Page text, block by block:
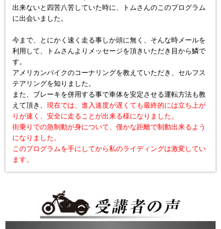
出来ないと四苦八苦していた時に、トムさんのこのプログラム
に出会いました。
今まで、とにかく速く走る事しか頭に無く、そんな時メールを
利用して、トムさんよりメッセージを頂きいただき目から鱗で
す。
アメリカンバイクのコーナリングを教えていただき、セルフス
テアリングを知りました。
また、ブレーキを併用する事で車体を安定させる運転方法も教
えて頂き、現在では、進入速度が遅くても最終的には立ち上が
りが速く、安全に走ることが出来る様になりました。
街乗りでの急制動が身について、僅かな距離で制動出来るよう
になりました。
このプログラムを手にしてから私のライディングは激変してい
ます。